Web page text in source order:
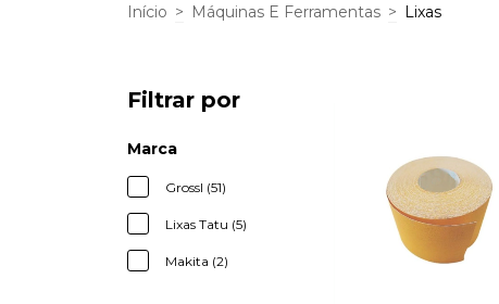
Início > Máquinas E Ferramentas > Lixas
Filtrar por
Marca
Grossl (51)
Lixas Tatu (5)
Makita (2)